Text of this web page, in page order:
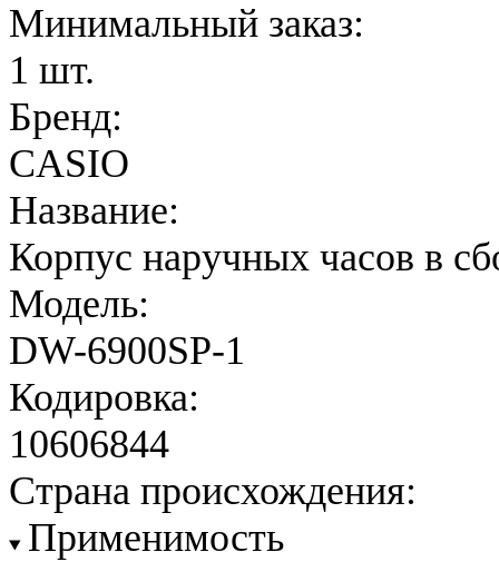
Минимальный заказ:
1 шт.
Бренд:
CASIO
Название:
Корпус наручных часов в
Модель:
DW-6900SP-1
Кодировка:
10606844
Страна происхождения:
Применимость